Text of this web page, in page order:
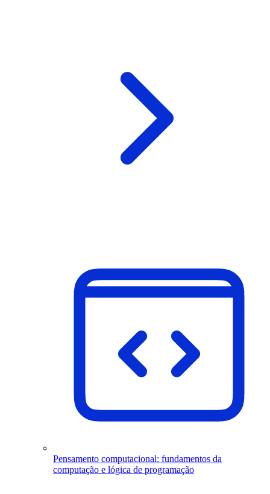
Pensamento computacional: fundamentos da
computação e lógica de programação